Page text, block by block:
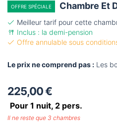
OFFRE SPÉCIALE Chambre Et
Meilleur tarif pour cette
Inclus : la demi-pension
Offre annulable sous
Le prix ne comprend pas : Les
225,00 €
Pour 1 nuit, 2 pers.
Il ne reste que 3 chambres